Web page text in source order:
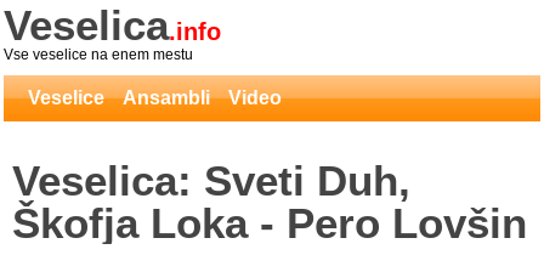
Veselica.info
Vse veselice na enem mestu
Veselice Ansambli Video
Veselica: Sveti Duh,
Škofja Loka - Pero Lovšin